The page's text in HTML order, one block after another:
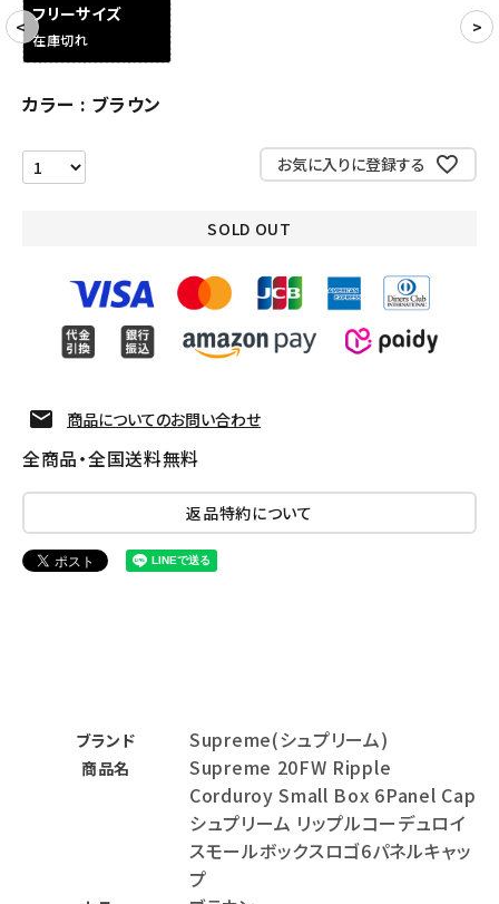
CONTENTS
ようこそ ゲスト 様
meeting_room ログイン
フリーサイズ
在庫切れ
カラー ブラウン
お気に入りに登録する
SOLD OUT
商品についてのお問い合わせ
全商品・全国送料無料
返品特約について
ブランド Supreme(シュプリーム)
商品名
Supreme 20FW Ripple
Corduroy Small Box 6Panel Cap
シュプリーム リップルコーデュロイ
スモールボックスロゴ6パネルキャッ
プ